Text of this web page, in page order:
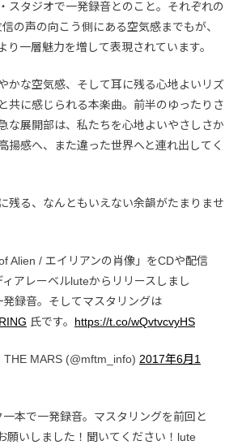
スタジオで一発録音とのこと。それぞれの
の声の向こう側にある空気感までもが、
り一層魅力を増して表現されています。
かな空気感、そして耳に残る心地よいリズ
共に感じられる本楽曲。前半のゆったりさ
な展開部は、私たちを心地よいやさしさか
揚感へ、また違った世界へと連れ出してく
残る、なんともいえない余韻がたまりませ
Alien / エイリアンの肖像」をCDや配信
アレーベルluteからリリースしまし
録音。そしてマスタリングは
氏です。 https://t.co/wQvtvcvyHS
MARS (@mftm_info) 2017年6月1
一本で一発録音。マスタリングを前回と
願いしました！聞いてください！lute